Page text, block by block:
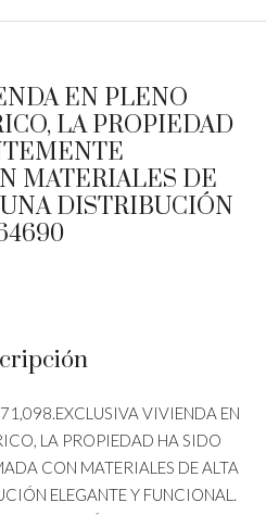
EN PLENO
LA PROPIEDAD
MATERIALES DE
DISTRIBUCIÓN
VIVIENDA EN
LA PROPIEDAD HA SIDO
CON MATERIALES DE ALTA
ELEGANTE Y FUNCIONAL.